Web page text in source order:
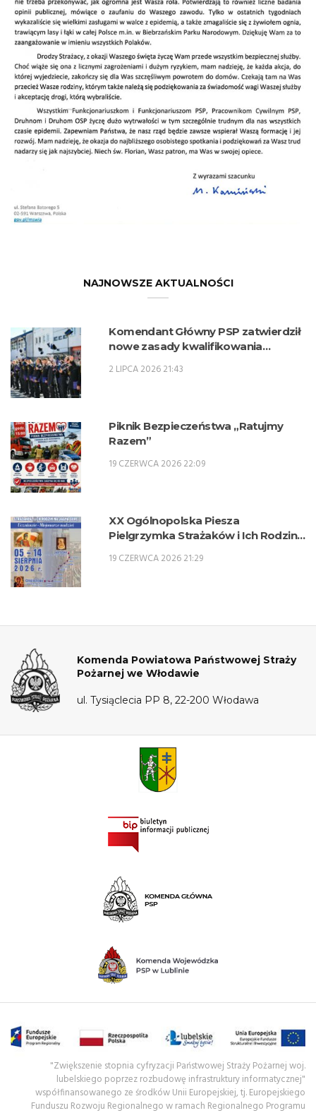
NAJNOWSZE AKTUALNOŚCI
Komendant Główny PSP zatwierdził
nowe zasady kwalifikowania
zawodowe w zawodzie technik
2 LIPCA 2026 21:43
Piknik Bezpieczeństwa „Ratujmy
Razem”
19 CZERWCA 2026 22:09
XX Ogólnopolska Piesza
Pielgrzymka Strażaków i Ich Rodzin
19 CZERWCA 2026 21:29
Komenda Powiatowa Państwowej Straży
Pożarnej we Włodawie
ul. Tysiąclecia PP 8, 22-200 Włodawa
"Zwiększenie stopnia cyfryzacji Państwowej Straży Pożarnej woj.
lubelskiego poprzez rozbudowę infrastruktury informatycznej"
współfinansowanego ze środków Unii Europejskiej, tj. Europejskiego
Funduszu Rozwoju Regionalnego w ramach Regionalnego Programu